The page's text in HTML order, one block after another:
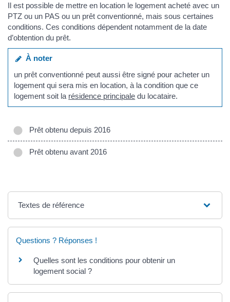
Il est possible de mettre en location le logement acheté avec un
PTZ ou un PAS ou un prêt conventionné, mais sous certaines
conditions. Ces conditions dépendent notamment de la date
d’obtention du prêt.
À noter
un prêt conventionné peut aussi être signé pour acheter un
logement qui sera mis en location, à la condition que ce
logement soit la résidence principale du locataire.
Prêt obtenu depuis 2016
Prêt obtenu avant 2016
Textes de référence
Questions ? Réponses !
Quelles sont les conditions pour obtenir un
logement social ?